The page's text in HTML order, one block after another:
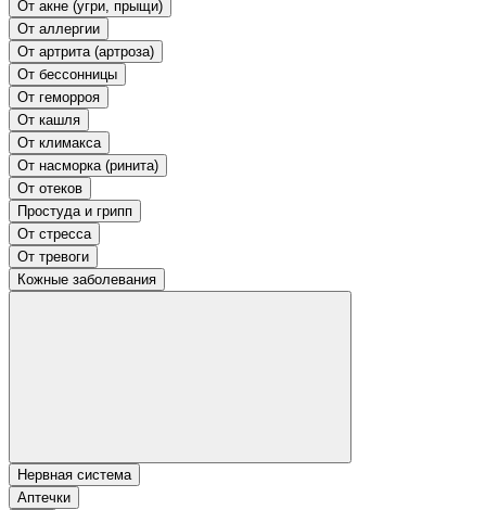
От акне (угри, прыщи)
От аллергии
От артрита (артроза)
От бессонницы
От геморроя
От кашля
От климакса
От насморка (ринита)
От отеков
Простуда и грипп
От стресса
От тревоги
Кожные заболевания
Нервная система
Аптечки